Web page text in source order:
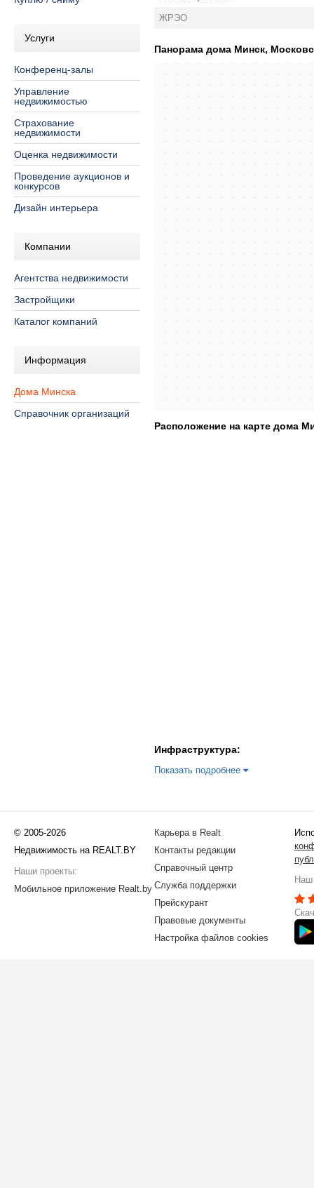
Услуги
Конференц-залы
Управление
недвижимостью
Страхование
недвижимости
Оценка недвижимости
Проведение аукционов и
конкурсов
Дизайн интерьера
Компании
Агентства недвижимости
Застройщики
Каталог компаний
Информация
Дома Минска
Справочник организаций
ЖРЭО
Панорама дома Минск,
Расположение на карте дома
Инфраструктура:
Показать подробнее
© 2005-2026
Недвижимость на REALT.BY
Наши проекты:
Мобильное приложение Realt.by
Карьера в Realt
Контакты редакции
Справочный центр
Служба поддержки
Прейскурант
Правовые документы
Настройка файлов cookies
Наш